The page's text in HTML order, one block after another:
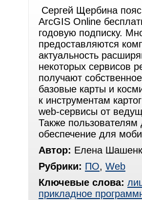
Сергей Щербина
ArcGIS Online
годовую подписку.
предоставляются
актуальность
некоторых сервисов
получают
базовые карты и
к инструментам
web-сервисы от
Также
обеспечение для
Автор: Елена
Рубрики: ПО, Web
Ключевые слова:
прикладное